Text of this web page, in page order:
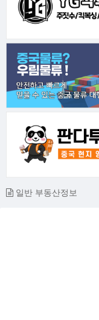
일반 부동산정보